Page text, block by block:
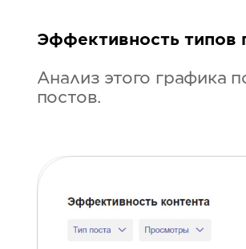
Эффективность типов
Анализ этого графика
постов.